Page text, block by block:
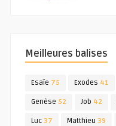
Meilleures balises
Esaïe 75 Exodes 41
Genèse 52 Job 42
Luc 37 Matthieu 39